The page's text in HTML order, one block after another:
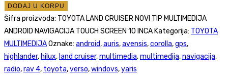
LAND
CRUISER
NOVI
TIP
MULTIMEDIJA
ANDROID,CAR
DODAJ U KORPU
Šifra proizvoda: TOYOTA LAND CRUISER NOVI TIP MULTIMEDIJA
ANDROID NAVIGACIJA TOUCH SCREEN 10 INCA Kategorija: TOYOTA
MULTIMEDIJAOznake: android,auris,avensis,corolla,gps,
highlander, hilux, land cruiser,multimedia,multimedija,navigacija,
radio,rav 4, toyota,verso,windovs,yaris